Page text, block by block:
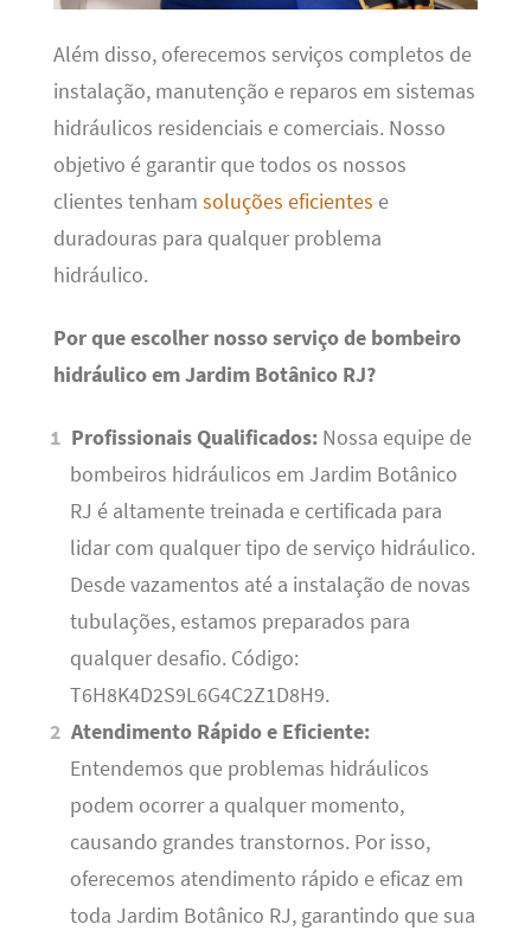
Além disso, oferecemos serviços completos de
instalação, manutenção e reparos em sistemas
hidráulicos residenciais e comerciais. Nosso
objetivo é garantir que todos os nossos
clientes tenham soluções eficientes e
duradouras para qualquer problema
hidráulico.
Por que escolher nosso serviço de bombeiro
hidráulico em Jardim Botânico RJ?
Profissionais Qualificados: Nossa equipe de
bombeiros hidráulicos em Jardim Botânico
RJ é altamente treinada e certificada para
lidar com qualquer tipo de serviço hidráulico.
Desde vazamentos até a instalação de novas
tubulações, estamos preparados para
qualquer desafio. Código:
T6H8K4D2S9L6G4C2Z1D8H9.
Atendimento Rápido e Eficiente:
Entendemos que problemas hidráulicos
podem ocorrer a qualquer momento,
causando grandes transtornos. Por isso,
oferecemos atendimento rápido e eficaz em
toda Jardim Botânico RJ, garantindo que sua